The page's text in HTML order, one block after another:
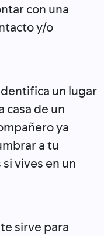
con una
y/o
un lugar
casa de un
ya
a tu
vives en un
sirve para